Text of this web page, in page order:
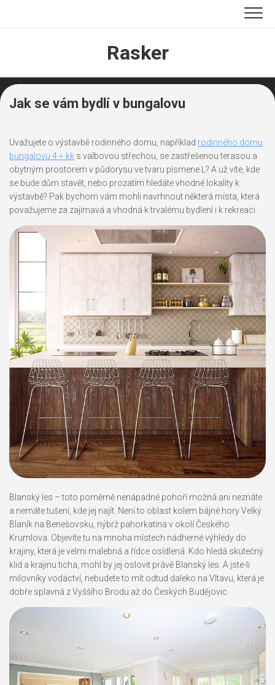
Rasker
Jak se vám bydlí v bungalovu
Uvažujete o výstavbě rodinného domu, například rodinného domu
bungalovu 4 + kk s valbovou střechou, se zastřešenou terasou a
obytným prostorem v půdorysu ve tvaru písmene L? A už víte, kde
se bude dům stavět, nebo prozatím hledáte vhodné lokality k
výstavbě? Pak bychom vám mohli navrhnout některá místa, která
považujeme za zajímavá a vhodná k trvalému bydlení i k rekreaci.
Blanský les – toto poměrně nenápadné pohoří možná ani neznáte
a nemáte tušení, kde jej najít. Není to oblast kolem bájné hory Velký
Blaník na Benešovsku, nýbrž pahorkatina v okolí Českého
Krumlova. Objevíte tu na mnoha místech nádherné výhledy do
krajiny, která je velmi malebná a řídce osídlená. Kdo hledá skutečný
klid a krajinu ticha, mohl by jej oslovit právě Blanský les. A jste-li
milovníky vodáctví, nebudete to mít odtud daleko na Vltavu, která je
dobře splavná z Vyššího Brodu až do Českých Budějovic.